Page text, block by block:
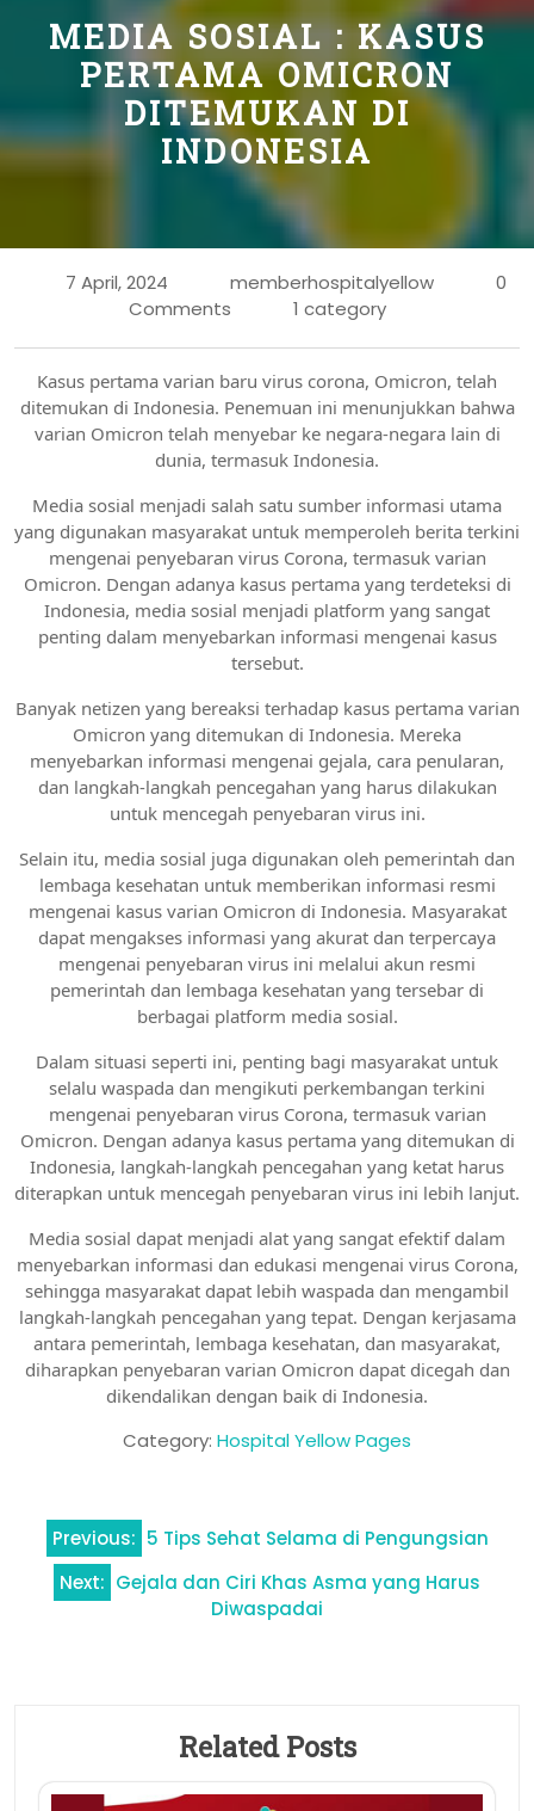
MEDIA SOSIAL : KASUS
PERTAMA OMICRON
DITEMUKAN DI
INDONESIA
7 April, 2024 memberhospitalyellow
0
Comments
1 category
Kasus pertama varian baru virus corona, Omicron, telah
ditemukan di Indonesia. Penemuan ini menunjukkan bahwa
varian Omicron telah menyebar ke negara-negara lain di
dunia, termasuk Indonesia.
Media sosial menjadi salah satu sumber informasi utama
yang digunakan masyarakat untuk memperoleh berita terkini
mengenai penyebaran virus Corona, termasuk varian
Omicron. Dengan adanya kasus pertama yang terdeteksi di
Indonesia, media sosial menjadi platform yang sangat
penting dalam menyebarkan informasi mengenai kasus
tersebut.
Banyak netizen yang bereaksi terhadap kasus pertama varian
Omicron yang ditemukan di Indonesia. Mereka
menyebarkan informasi mengenai gejala, cara penularan,
dan langkah-langkah pencegahan yang harus dilakukan
untuk mencegah penyebaran virus ini.
Selain itu, media sosial juga digunakan oleh pemerintah dan
lembaga kesehatan untuk memberikan informasi resmi
mengenai kasus varian Omicron di Indonesia. Masyarakat
dapat mengakses informasi yang akurat dan terpercaya
mengenai penyebaran virus ini melalui akun resmi
pemerintah dan lembaga kesehatan yang tersebar di
berbagai platform media sosial.
Dalam situasi seperti ini, penting bagi masyarakat untuk
selalu waspada dan mengikuti perkembangan terkini
mengenai penyebaran virus Corona, termasuk varian
Omicron. Dengan adanya kasus pertama yang ditemukan di
Indonesia, langkah-langkah pencegahan yang ketat harus
diterapkan untuk mencegah penyebaran virus ini lebih lanjut.
Media sosial dapat menjadi alat yang sangat efektif dalam
menyebarkan informasi dan edukasi mengenai virus Corona,
sehingga masyarakat dapat lebih waspada dan mengambil
langkah-langkah pencegahan yang tepat. Dengan kerjasama
antara pemerintah, lembaga kesehatan, dan masyarakat,
diharapkan penyebaran varian Omicron dapat dicegah dan
dikendalikan dengan baik di Indonesia.
Category: Hospital Yellow Pages
Navigasi
pos
Previous: 5 Tips Sehat Selama di Pengungsian
Next: Gejala dan Ciri Khas Asma yang Harus
Diwaspadai
Related Posts